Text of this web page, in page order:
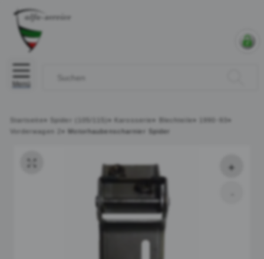
Menü
Startseite » Spider (105/115) » Karosserie » Blechteile »
»
Vorderwagen 2
» Motorhaubenscharnier Spider